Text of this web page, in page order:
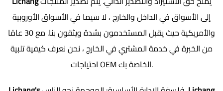
إلى الأسواق في الداخل والخارج ، لا سيما في الأسواق الأوروبية
والأمريكية حيث يقبل المستخدمون بشدة ويثقون بنا. مع 30 عامًا
من الخبرة في خدمة المشتري في الخارج ، نحن نعرف كيفية تلبية
احتياجات OEM الخاصة بك.